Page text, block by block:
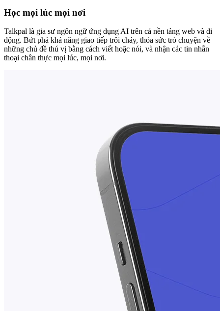
Học mọi lúc mọi nơi
Talkpal là gia sư ngôn ngữ ứng dụng AI trên cả nền tảng web và di
động. Bứt phá khả năng giao tiếp trôi chảy, thỏa sức trò chuyện về
những chủ đề thú vị bằng cách viết hoặc nói, và nhận các tin nhắn
thoại chân thực mọi lúc, mọi nơi.